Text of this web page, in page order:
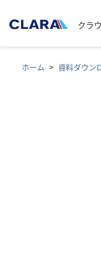
クラ
ホーム 資料ダウン